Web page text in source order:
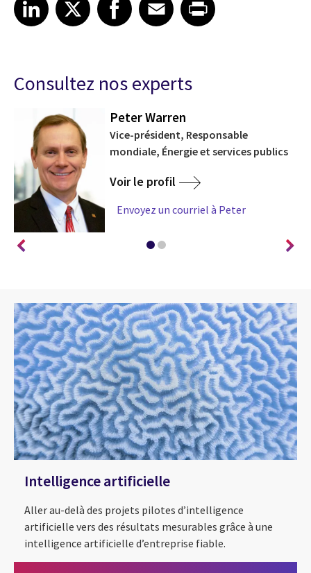
LinkedIn Facebook Email
Consultez nos experts
Peter Warren
Vice-président, Responsable
mondiale, Énergie et services publics
Voir le profil
Envoyez un courriel à Peter
Intelligence artificielle
Aller au-delà des projets pilotes d’intelligence
artificielle vers des résultats mesurables grâce à une
intelligence artificielle d’entreprise fiable.